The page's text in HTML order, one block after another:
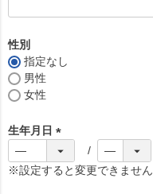
性別
指定なし
男性
女性
生年月日
(
必
※設定すると変更できません